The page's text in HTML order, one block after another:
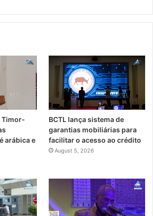
Timor-
arábica e
BCTL lança sistema de
garantias mobiliárias para
facilitar o acesso ao crédito
August 5, 2026